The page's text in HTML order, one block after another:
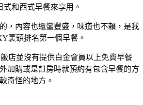
式和西式早餐來享用。
，內容也還蠻豐盛，味道也不賴，是我
裏頭排名第一個早餐。
店並沒有提供白金會員以上免費早餐
加購或是訂房時就預約有包含早餐的方
奇怪的地方。